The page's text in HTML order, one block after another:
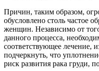
Причин, таким образом,
обусловлено столь частое
женщин. Независимо от
данного процесса,
соответствующее лечение,
подчеркнуть, что
риск развития рака груди,